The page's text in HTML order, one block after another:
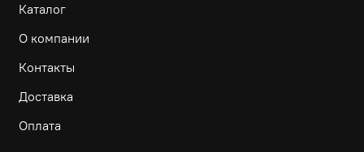
Каталог
О компании
Контакты
Доставка
Оплата